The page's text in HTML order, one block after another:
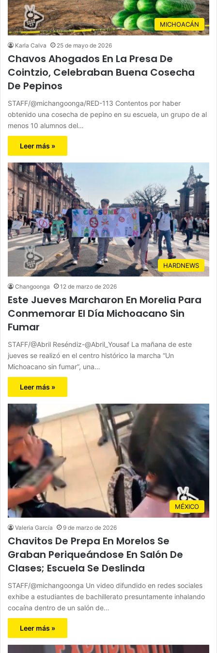
MICHOACÁN
Karla Calva 25 de mayo de 2026
Chavos Ahogados En La Presa De
Cointzio, Celebraban Buena Cosecha
De Pepinos
STAFF/@michangoonga/RED-113 Contentos por haber
obtenido una cosecha de pepino en su escuela, un grupo de al
menos 10 alumnos del…
Leer más »
HARDNEWS
Changoonga 12 de marzo de 2026
Este Jueves Marcharon En Morelia Para
Conmemorar El Día Michoacano Sin
Fumar
STAFF/@Abril Reséndiz-@Abril_Yousaf La mañana de este
jueves se realizó en el centro histórico la marcha “Un
Michoacano sin fumar”, una…
Leer más »
MÉXICO
Valeria García 9 de marzo de 2026
Chavitos De Prepa En Morelos Se
Graban Periqueándose En Salón De
Clases; Escuela Se Deslinda
STAFF/@michangoonga Un video difundido en redes sociales
exhibe a estudiantes de bachillerato presuntamente inhalando
cocaína dentro de un salón de…
Leer más »